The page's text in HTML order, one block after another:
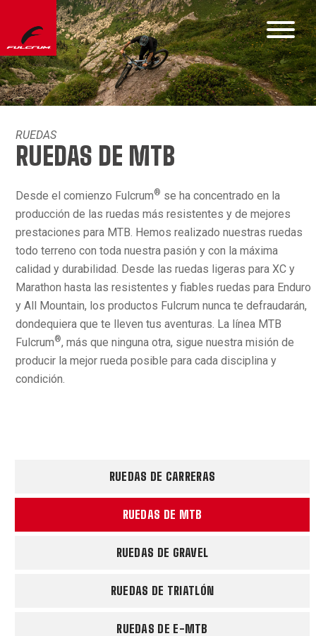
RUEDAS
RUEDAS DE MTB
Desde el comienzo Fulcrum® se ha concentrado en la
producción de las ruedas más resistentes y de mejores
prestaciones para MTB. Hemos realizado nuestras ruedas
todo terreno con toda nuestra pasión y con la máxima
calidad y durabilidad. Desde las ruedas ligeras para XC y
Marathon hasta las resistentes y fiables ruedas para Enduro
y All Mountain, los productos Fulcrum nunca te defraudarán,
dondequiera que te lleven tus aventuras. La línea MTB
Fulcrum®, más que ninguna otra, sigue nuestra misión de
producir la mejor rueda posible para cada disciplina y
condición.
RUEDAS DE CARRERAS
RUEDAS DE MTB
RUEDAS DE GRAVEL
RUEDAS DE TRIATLÓN
RUEDAS DE E-MTB